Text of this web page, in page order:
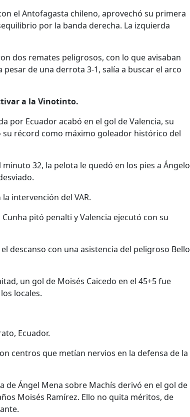
el Antofagasta chileno, aprovechó su primera
por la banda derecha. La izquierda
dos remates peligrosos, con lo que avisaban
de una derrota 3-1, salía a buscar el arco
a la Vinotinto.
por Ecuador acabó en el gol de Valencia, su
récord como máximo goleador histórico del
32, la pelota le quedó en los pies a Ángelo
intervención del VAR.
pitó penalti y Valencia ejecutó con su
descanso con una asistencia del peligroso Bello
un gol de Moisés Caicedo en el 45+5 fue
locales.
Ecuador.
centros que metían nervios en la defensa de la
de Ángel Mena sobre Machís derivó en el gol de
Moisés Ramírez. Ello no quita méritos, de